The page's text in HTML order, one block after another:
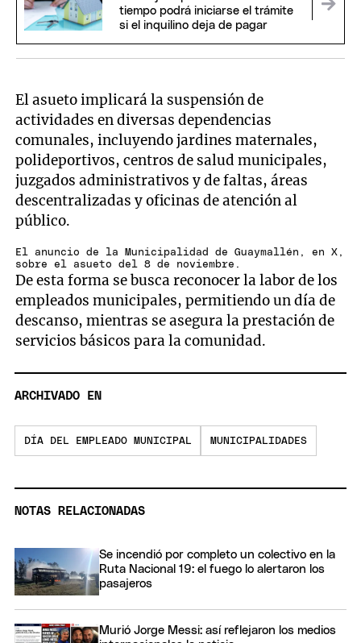
tiempo podrá iniciarse el trámite
si el inquilino deja de pagar
El asueto implicará la suspensión de
actividades en diversas dependencias
comunales, incluyendo jardines maternales,
polideportivos, centros de salud municipales,
juzgados administrativos y de faltas, áreas
descentralizadas y oficinas de atención al
público.
El anuncio de la Municipalidad de Guaymallén, en X,
sobre el asueto del 8 de noviembre.
De esta forma se busca reconocer la labor de los
empleados municipales, permitiendo un día de
descanso, mientras se asegura la prestación de
servicios básicos para la comunidad.
ARCHIVADO EN
DÍA DEL EMPLEADO MUNICIPAL MUNICIPALIDADES
NOTAS RELACIONADAS
Se incendió por completo un colectivo en la
Ruta Nacional 19: el fuego lo alertaron los
pasajeros
Murió Jorge Messi: así reflejaron los medios